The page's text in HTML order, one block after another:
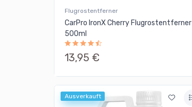
Flugrostentferner
CarPro IronX Cherry Flugrostentferner
500ml
13,95 €
Ausverkauft